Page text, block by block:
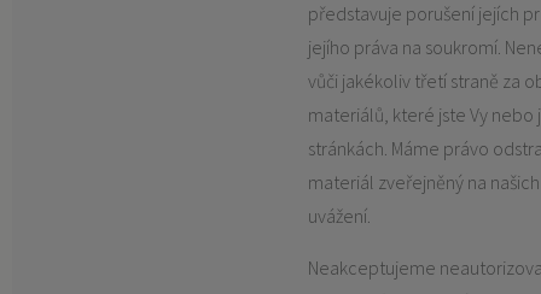
představuje porušení jejích
jejího práva na soukromí.
vůči jakékoliv třetí straně za
materiálů, které jste Vy nebo
stránkách. Máme právo
materiál zveřejněný na
uvážení.
Neakceptujeme